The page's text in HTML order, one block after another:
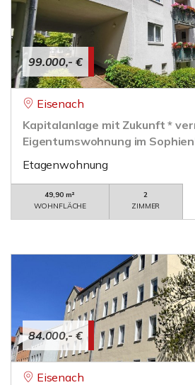
99.000,- €
Eisenach
Kapitalanlage mit Zukunft *
Eigentumswohnung im
Etagenwohnung
49,90 m²
WOHNFLÄCHE
2
ZIMMER
84.000,- €
Eisenach